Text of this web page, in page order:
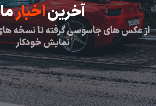
آخریناخبارما
از عکس های جاسوسی گرفته تا نسخه
نمایش خودکار